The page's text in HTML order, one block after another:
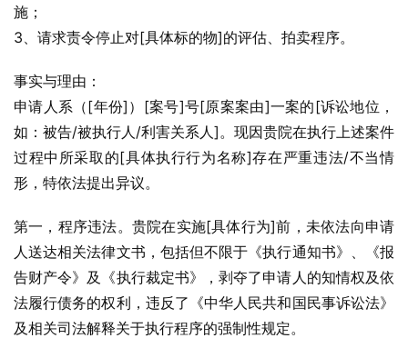
施；
3、请求责令停止对[具体标的物]的评估、拍卖程序。
事实与理由：
申请人系（[年份]）[案号]号[原案案由]一案的[诉讼地位，
如：被告/被执行人/利害关系人]。现因贵院在执行上述案件
过程中所采取的[具体执行行为名称]存在严重违法/不当情
形，特依法提出异议。
第一，程序违法。贵院在实施[具体行为]前，未依法向申请
人送达相关法律文书，包括但不限于《执行通知书》、《报
告财产令》及《执行裁定书》，剥夺了申请人的知情权及依
法履行债务的权利，违反了《中华人民共和国民事诉讼法》
及相关司法解释关于执行程序的强制性规定。